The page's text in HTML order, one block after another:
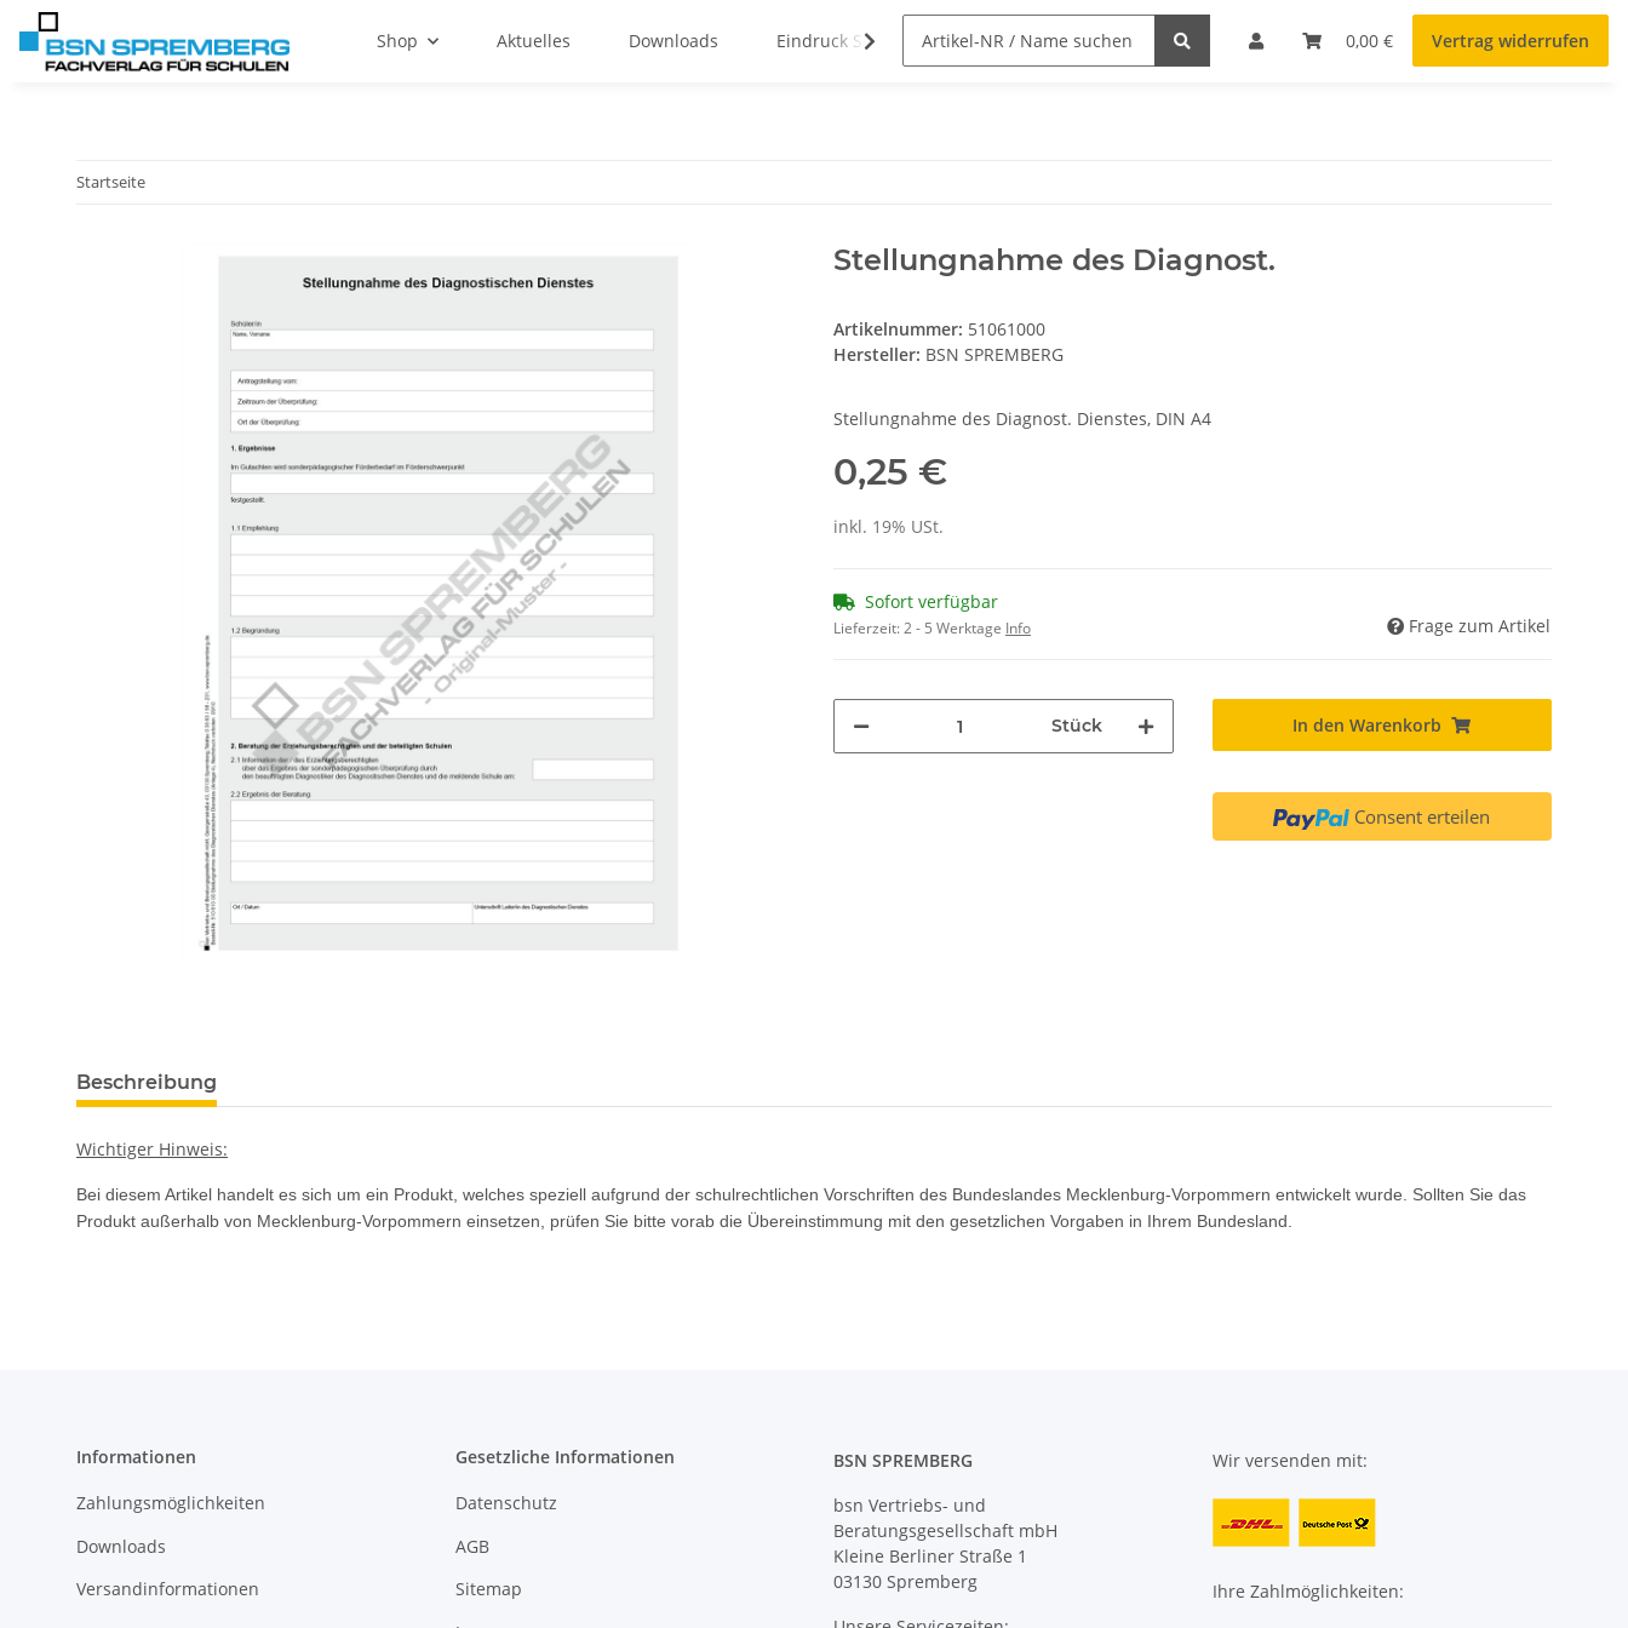
0,00 € Vertrag widerrufen
Shop Aktuelles Downloads Eindruck Service
Startseite
Stellungnahme des Diagnost.
Artikelnummer: 51061000
Hersteller: BSN SPREMBERG
Stellungnahme des Diagnost. Dienstes, DIN A4
0,25 €
inkl. 19% USt.
Sofort verfügbar
Lieferzeit:2 - 5 Werktage Info Frage zum Artikel
Stück In den Warenkorb
Consent erteilen
Beschreibung
Wichtiger Hinweis:
Bei diesem Artikel handelt es sich um ein Produkt, welches speziell aufgrund der schulrechtlichen Vorschriften des Bundeslandes Mecklenburg-Vorpommern entwickelt wurde. Sollten Sie das
Produkt außerhalb von Mecklenburg-Vorpommern einsetzen, prüfen Sie bitte vorab die Übereinstimmung mit den gesetzlichen Vorgaben in Ihrem Bundesland.
Informationen
Zahlungsmöglichkeiten
Downloads
Versandinformationen
Gesetzliche Informationen
Datenschutz
AGB
Sitemap
BSN SPREMBERG
bsn Vertriebs- und
Beratungsgesellschaft mbH
Kleine Berliner Straße 1
03130 Spremberg
Wir versenden mit:
Ihre Zahlmöglichkeiten: